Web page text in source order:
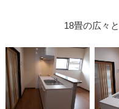
18畳の広々とした